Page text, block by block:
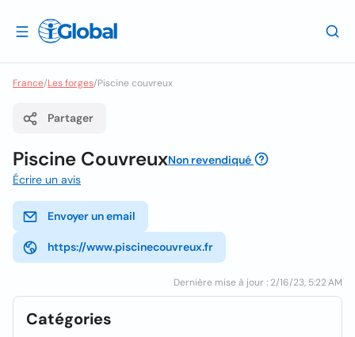
France/Les forges/Piscine couvreux
Partager
Piscine CouvreuxNon revendiqué
Écrire un avis
Envoyer un email
https://www.piscinecouvreux.fr
Dernière mise à jour : 2/16/23, 5:22 AM
Catégories